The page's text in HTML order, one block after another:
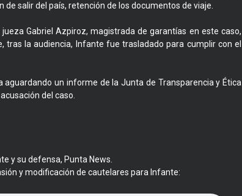
salir del país, retención de los documentos de viaje.
Gabriel Azpiroz, magistrada de garantías en este caso,
tras la audiencia, Infante fue trasladado para cumplir con el
un informe de la Junta de Transparencia y Ética
del caso.
y su defensa, Punta News.
y modificación de cautelares para Infante: